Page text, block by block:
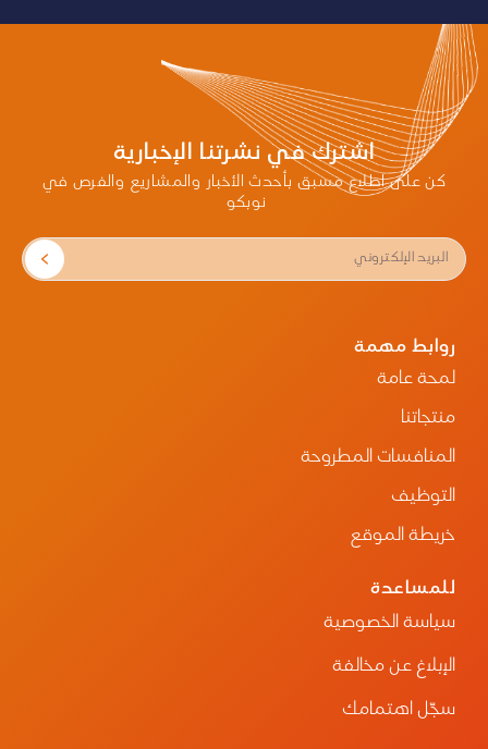
وجمهورية أوزبكستان، بما يعكس متانة العلاقات
الثنائية وحرص البلدين على تطوير شراكة استراتيجية
في القطاع الصحي.
وتهدف المذكرة إلى الاستفادة من خبرات نوبكو
في تطوير منظومة المشتريات الموحدة وسلاسل
الإمداد الصحي، وتعزيز التعاون في مجالات إدارة
المخزون، والتحول الرقمي، وتبادل البيانات، وبناء
عمل مشتركة، وإعداد الدراسات الفنية، ووضع
خارطة طريق للمبادرات ذات الأولوية، بما يسهم في
تحقيق نتائج مستدامة تدعم تطوير القطاع الصحي
الموحد والإمداد الصحي في المملكة، دورها في
تطوير منظومة الإمداد الصحي من خلال نموذج
تشغيلي متكامل أسهم في رفع كفاءة سلاسل
الإمداد، وتعزيز استدامة توفر المنتجات الطبية،
برنامج تحول القطاع الصحي ورؤية المملكة 2030.
وتجسد هذه المذكرة التزام نوبكو بتوسيع شراكاتها
الدولية، ونقل الخبرات السعودية في مجالات
تسهم في بناء منظومات صحية أكثر كفاءة
واستدامة، وتعزيز التعاون مع الشركاء الدوليين بما
إقليميًا رائدًا في الخدمات اللوجستية والصحية.
اشترك في نشرتنا الإخبارية
كن على اطلاع مسبق بأحدث الأخبار والمشاريع والفرص في
نوبكو
روابط مهمة
لمحة عامة
منتجاتنا
المنافسات المطروحة
التوظيف
خريطة الموقع
للمساعدة
سياسة الخصوصية
الإبلاغ عن مخالفة
سجّل اهتمامك